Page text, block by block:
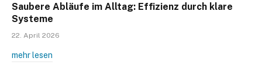
Saubere Abläufe im Alltag: Effizienz durch klare
Systeme
22. April 2026
mehr lesen